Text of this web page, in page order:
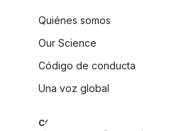
Quiénes somos
Our Science
Código de conducta
Una voz global
CONECTAR CON NU SKIN